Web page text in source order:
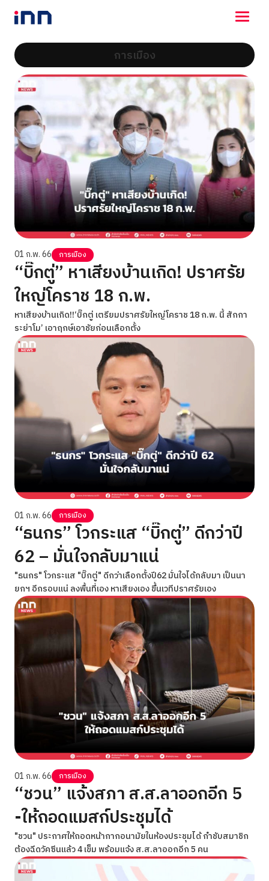
NEWS
ENTERTAINMENT
LIFESTYLE
HOROSCOPE
LOTTERY
VIDEO
ร่วมด้วยช่วยกัน
การเมือง
01 ก.พ. 66 การเมือง
“บิ๊กตู่” หาเสียงบ้านเกิด! ปราศรัย
ใหญ่โคราช 18 ก.พ.
หาเสียงบ้านเกิด!!‘บิ๊กตู่ เตรียมปราศรัยใหญ่โคราช 18 ก.พ. นี้ สักกา
ระย่าโม’ เอาฤกษ์เอาชัยก่อนเลือกตั้ง
01 ก.พ. 66 การเมือง
“ธนกร” โวกระแส “บิ๊กตู่” ดีกว่าปี
62 – มั่นใจกลับมาแน่
"ธนกร" โวกระแส "บิ๊กตู่" ดีกว่าเลือกตั้งปี62 มั่นใจได้กลับมา เป็นนา
ยกฯ อีกรอบแน่ ลงพื้นที่เอง หาเสียงเอง ขึ้นเวทีปราศรัยเอง
01 ก.พ. 66 การเมือง
“ชวน” แจ้งสภา ส.ส.ลาออกอีก 5
-ให้ถอดแมสก์ประชุมได้
"ชวน" ประกาศให้ถอดหน้ากากอนามัยในห้องประชุมได้ กำชับสมาชิก
ต้องฉีดวัคซีนแล้ว 4 เข็ม พร้อมแจ้ง ส.ส.ลาออกอีก 5 คน